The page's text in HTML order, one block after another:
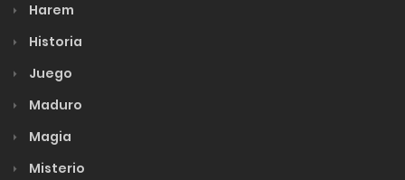
Harem
Historia
Juego
Maduro
Magia
Misterio